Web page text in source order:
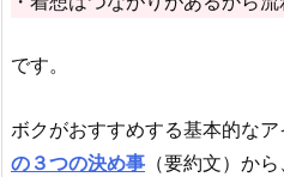
です。
ボクがおすすめする基本的なア
の３つの決め事 （要約文）か